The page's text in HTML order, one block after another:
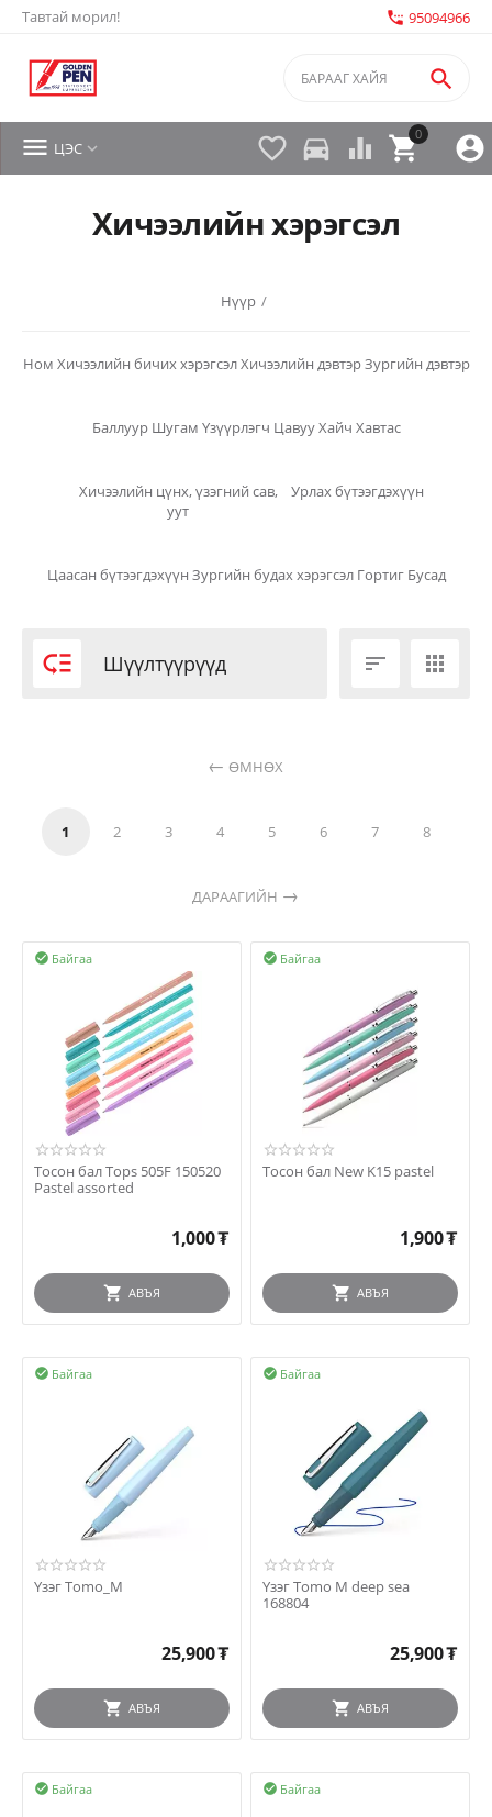
Тавтай морил! settings_phone 95094966


0

 directions_car 
 ЦЭС 
Хичээлийн хэрэгсэл
Нүүр /
Ном Хичээлийн бичих хэрэгсэлХичээлийн дэвтэрЗургийн дэвтэр
Баллуур Шугам Үзүүрлэгч ЦавууХайч Хавтас
Хичээлийн цүнх, үзэгний сав,
уут
Урлах бүтээгдэхүүн
Цаасан бүтээгдэхүүн Зургийн будах хэрэгсэл Гортиг Бусад
 Шүүлтүүрүүд
ӨМНӨХ
1 2 3 4 5 6 7 8
ДАРААГИЙН
 
Байгаа

Тосон бал Tops 505F 150520
Pastel assorted
1,000₮
АВЪЯ
Байгаа

Тосон бал New K15 pastel
1,900₮
АВЪЯ
Байгаа

Үзэг Tomo_M
25,900₮
АВЪЯ
Байгаа

Үзэг Tomo M deep sea
168804
25,900₮
АВЪЯ
Байгаа
 Байгаа
